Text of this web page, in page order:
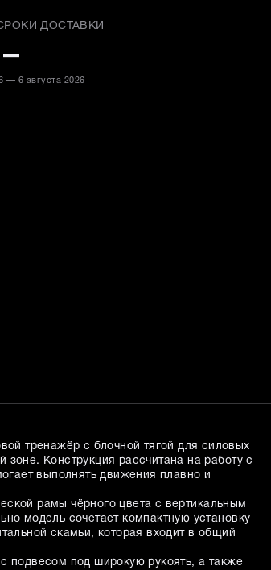
ДОСТАВКИ
–
— 6 августа 2026
тренажёр с блочной тягой для силовых
Конструкция рассчитана на работу с
выполнять движения плавно и
рамы чёрного цвета с вертикальным
модель сочетает компактную установку
скамьи, которая входит в общий
подвесом под широкую рукоять, а также